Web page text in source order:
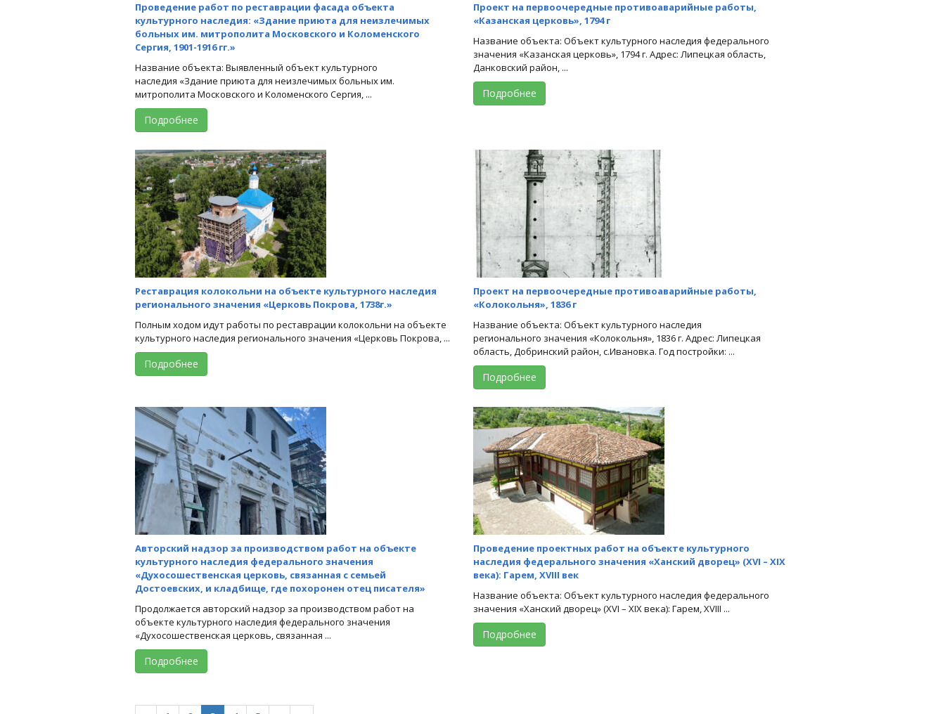
Проведение работ по реставрации фасада объекта
культурного наследия: «Здание приюта для неизлечимых
больных им. митрополита Московского и Коломенского
Сергия, 1901-1916 гг.»
Название объекта: Выявленный объект культурного
наследия «Здание приюта для неизлечимых больных им.
митрополита Московского и Коломенского Сергия, ...
Подробнее
Проект на первоочередные противоаварийные работы,
«Казанская церковь», 1794 г
Название объекта: Объект культурного наследия федерального
значения «Казанская церковь», 1794 г. Адрес: Липецкая область,
Данковский район, ...
Подробнее
Реставрация колокольни на объекте культурного наследия
регионального значения «Церковь Покрова, 1738г.»
Полным ходом идут работы по реставрации колокольни на объекте
культурного наследия регионального значения «Церковь Покрова, ...
Подробнее
Проект на первоочередные противоаварийные работы,
«Колокольня», 1836 г
Название объекта: Объект культурного наследия
регионального значения «Колокольня», 1836 г. Адрес: Липецкая
область, Добринский район, с.Ивановка. Год постройки: ...
Подробнее
Авторский надзор за производством работ на объекте
культурного наследия федерального значения
«Духосошественская церковь, связанная с семьей
Достоевских, и кладбище, где похоронен отец писателя»
Продолжается авторский надзор за производством работ на
объекте культурного наследия федерального значения
«Духосошественская церковь, связанная ...
Подробнее
Проведение проектных работ на объекте культурного
наследия федерального значения «Ханский дворец» (ХVI – XIХ
века): Гарем, XVIII век
Название объекта: Объект культурного наследия федерального
значения «Ханский дворец» (ХVI – XIХ века): Гарем, XVIII ...
Подробнее